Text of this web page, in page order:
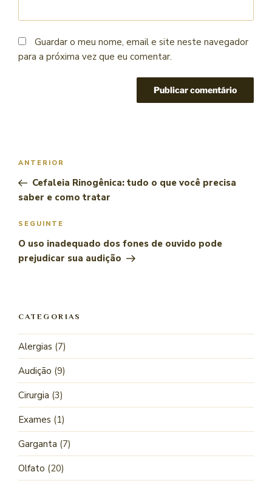
Guardar o meu nome, email e site neste navegador
para a próxima vez que eu comentar.
ANTERIOR
Cefaleia Rinogênica: tudo o que você precisa
saber e como tratar
SEGUINTE
O uso inadequado dos fones de ouvido pode
prejudicar sua audição
CATEGORIAS
Alergias (7)
Audição (9)
Cirurgia (3)
Exames (1)
Garganta (7)
Olfato (20)